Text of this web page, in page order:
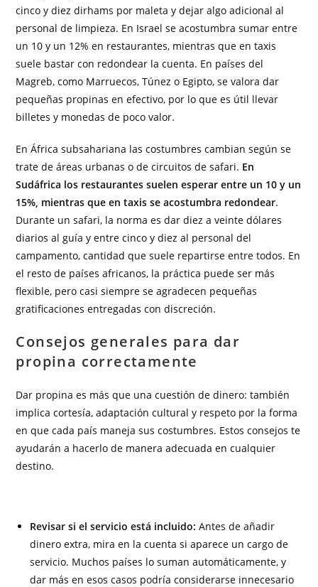
cinco y diez dirhams por maleta y dejar algo adicional al
personal de limpieza. En Israel se acostumbra sumar entre
un 10 y un 12% en restaurantes, mientras que en taxis
suele bastar con redondear la cuenta. En países del
Magreb, como Marruecos, Túnez o Egipto, se valora dar
pequeñas propinas en efectivo, por lo que es útil llevar
billetes y monedas de poco valor.
En África subsahariana las costumbres cambian según se
trate de áreas urbanas o de circuitos de safari. En
Sudáfrica los restaurantes suelen esperar entre un 10 y un
15%, mientras que en taxis se acostumbra redondear.
Durante un safari, la norma es dar diez a veinte dólares
diarios al guía y entre cinco y diez al personal del
campamento, cantidad que suele repartirse entre todos. En
el resto de países africanos, la práctica puede ser más
flexible, pero casi siempre se agradecen pequeñas
gratificaciones entregadas con discreción.
Consejos generales para dar
propina correctamente
Dar propina es más que una cuestión de dinero: también
implica cortesía, adaptación cultural y respeto por la forma
en que cada país maneja sus costumbres. Estos consejos te
ayudarán a hacerlo de manera adecuada en cualquier
destino.
Revisar si el servicio está incluido: Antes de añadir
dinero extra, mira en la cuenta si aparece un cargo de
servicio. Muchos países lo suman automáticamente, y
dar más en esos casos podría considerarse innecesario